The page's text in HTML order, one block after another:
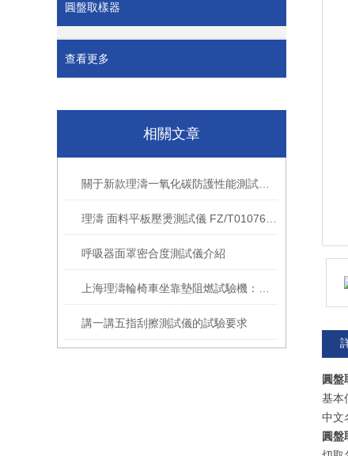
圓盤取樣器
查看更多
相關文章
呼吸器面罩密合度測試儀介紹
講一講五指刮擦測試儀的試驗要求
圓盤
基本
中文
圓盤